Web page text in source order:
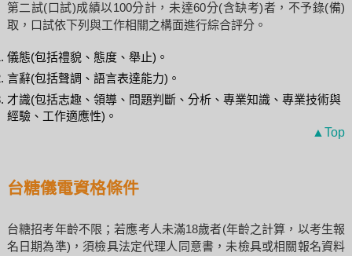
第二試(口試)成績以100分計，未達60分(含缺考)者，不予錄(備)
取，口試依下列與工作相關之構面進行綜合評分。
儀態(包括禮貌、態度、舉止)。
言辭(包括聲調、語言表達能力)。
才識(包括志趣、領導、問題判斷、分析、專業知識、專業技術與
經驗、工作適應性)。
▲Top
台糖儀電資格條件
台糖招考年齡不限；若應考人未滿18歲者(年齡之計算，以考生報
名日期為準)，須檢具法定代理人同意書，未檢具或相關報名資料